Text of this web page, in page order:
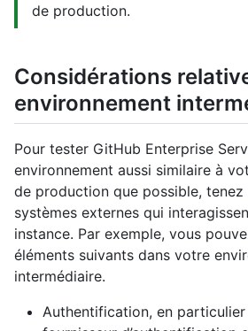
de production.
Considérations
environnement
Pour tester GitHub Enterprise
environnement aussi similaire à
de production que possible,
systèmes externes qui
instance. Par exemple, vous
éléments suivants dans votre
intermédiaire.
Authentification, en